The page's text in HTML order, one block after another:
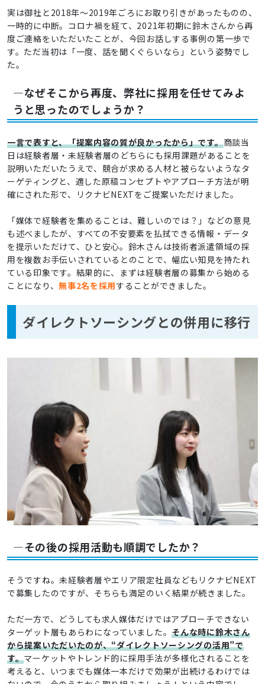
実は御社と2018年～2019年ごろにお取り引きがあったものの、
一時的に中断。コロナ禍を経て、2021年初期に鈴木さんから再
度ご連絡をいただいたことが、今回お話しする事例の第一歩で
す。ただ当初は「一度、話を聞くぐらいなら」という姿勢でし
た。
―なぜそこから再度、弊社に採用を任せてみよ
うと思ったのでしょうか？
一言で表すと、「提案内容の質が良かったから」です。商談当
日は経験者層・未経験者層のどちらにも採用課題があることを
説明いただいたうえで、競合が求める人材と被らないようなタ
ーゲティングと、適した原稿コンセプトやアプローチ方法が明
確にされた形で、リクナビNEXTをご提案いただけました。
「媒体で経験者を集めることは、難しいのでは？」などの意見
も述べましたが、すべての不安要素を払拭できる情報・データ
を提示いただけて、ひと安心。鈴木さんは技術者派遣領域の採
用を複数お手伝いされているとのことで、幅広い知見を持たれ
ている印象です。結果的に、まずは経験者層の募集から始める
ことになり、無事2名を採用することができました。
ダイレクトソーシングとの併用に移行
―その後の採用活動も順調でしたか？
そうですね。未経験者層やエリア限定社員などもリクナビNEXT
で募集したのですが、そちらも満足のいく結果が続きました。
ただ一方で、どうしても求人媒体だけではアプローチできない
ターゲット層もあらわになっていました。そんな時に鈴木さん
から提案いただいたのが、“ダイレクトソーシングの活用”で
す。マーケットやトレンド的に採用手法が多様化されることを
考えると、いつまでも媒体一本だけで効果が出続けるわけでは